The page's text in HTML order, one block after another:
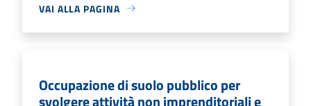
VAI ALLA PAGINA
Occupazione di suolo pubblico per
svolgere attività non imprenditoriali e